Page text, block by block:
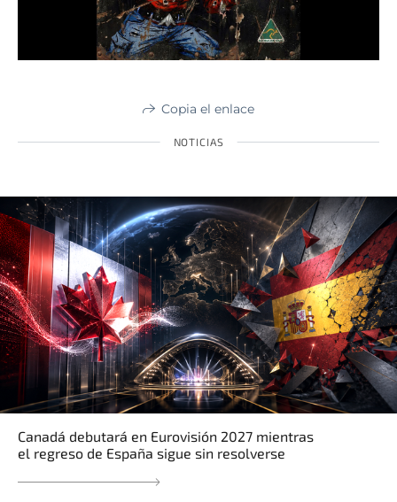
Copia el enlace
NOTICIAS
Canadá debutará en Eurovisión 2027 mientras
el regreso de España sigue sin resolverse